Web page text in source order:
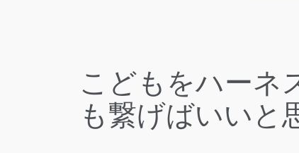
こどもをハーネ
も繋げばいいと